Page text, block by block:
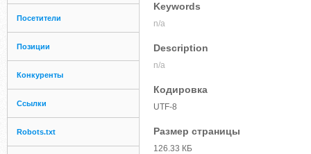
Посетители
Позиции
Конкуренты
Ссылки
Robots.txt
Keywords
n/a
Description
n/a
Кодировка
UTF-8
Размер страницы
126.33 КБ